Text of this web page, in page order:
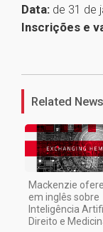
Data: de 31 de
Inscrições e
Related News
Mackenzie
em inglês sobre
Inteligência
Direito e